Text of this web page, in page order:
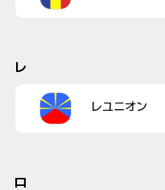
レ
レユニオン
ロ